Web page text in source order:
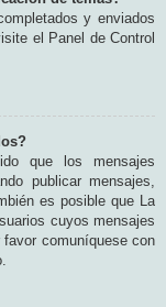
y enviados
el Panel de Control
que los mensajes
publicar mensajes,
es posible que La
cuyos mensajes
comuníquese con